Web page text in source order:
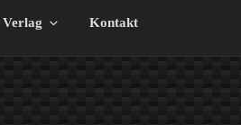
Verlag Kontakt